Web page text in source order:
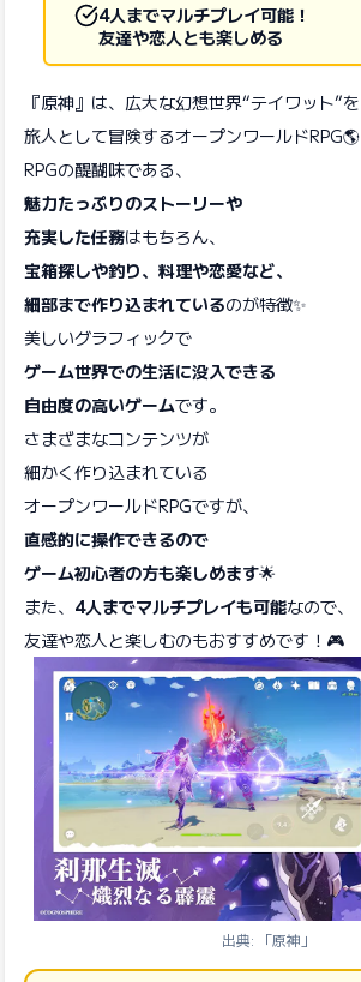
4人までマルチプレイ可能！
友達や恋人とも楽しめる
『原神』は、広大な幻想世界“テイワット”を
旅人として冒険するオープンワールドRPG🌎
RPGの醍醐味である、
魅力たっぷりのストーリーや
充実した任務はもちろん、
宝箱探しや釣り、料理や恋愛など、
細部まで作り込まれているのが特徴✨
美しいグラフィックで
ゲーム世界での生活に没入できる
自由度の高いゲームです。
さまざまなコンテンツが
細かく作り込まれている
オープンワールドRPGですが、
直感的に操作できるので
ゲーム初心者の方も楽しめます🌟
また、 4人までマルチプレイも可能なので、
友達や恋人と楽しむのもおすすめです！🎮
出典: 「原神」